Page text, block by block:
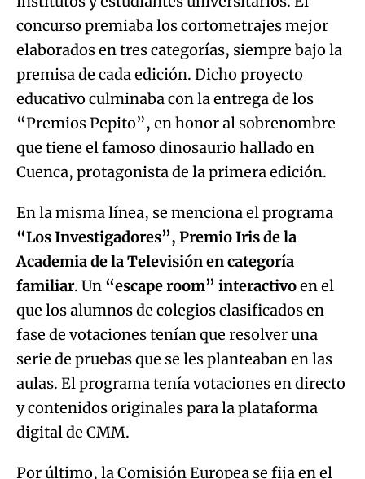
educativo culminaba con la entrega de los
“Premios Pepito”, en honor al sobrenombre
que tiene el famoso dinosaurio hallado en
Cuenca, protagonista de la primera edición.
En la misma línea, se menciona el programa
“Los Investigadores”, Premio Iris de la
Academia de la Televisión en categoría
familiar . Un “escape room” interactivoen el
que los alumnos de colegios clasificados en
fase de votaciones tenían que resolver una
serie de pruebas que se les planteaban en las
aulas. El programa tenía votaciones en directo
y contenidos originales para la plataforma
digital de CMM.
Por último, la Comisión Europea se fija en el
programa“Soy quien más sabe de la región”
otro concurso con estudiantes de la región en
el que tenían que demostrar su conocimiento